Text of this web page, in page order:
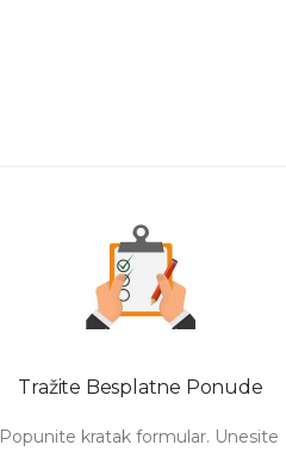
Tražite Besplatne Ponude
Popunite kratak formular. Unesite